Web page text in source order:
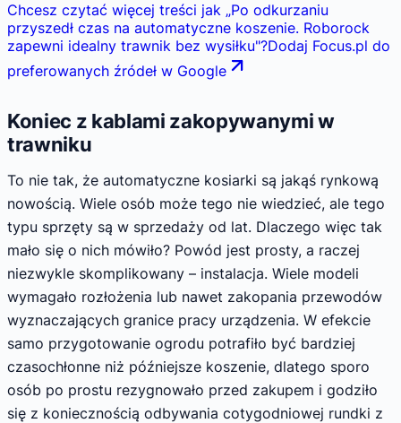
Chcesz czytać więcej treści jak „Po odkurzaniu
przyszedł czas na automatyczne koszenie. Roborock
zapewni idealny trawnik bez wysiłku"?Dodaj Focus.pl do
preferowanych źródeł w Google
Koniec z kablami zakopywanymi w
trawniku
To nie tak, że automatyczne kosiarki są jakąś rynkową
nowością. Wiele osób może tego nie wiedzieć, ale tego
typu sprzęty są w sprzedaży od lat. Dlaczego więc tak
mało się o nich mówiło? Powód jest prosty, a raczej
niezwykle skomplikowany – instalacja. Wiele modeli
wymagało rozłożenia lub nawet zakopania przewodów
wyznaczających granice pracy urządzenia. W efekcie
samo przygotowanie ogrodu potrafiło być bardziej
czasochłonne niż późniejsze koszenie, dlatego sporo
osób po prostu rezygnowało przed zakupem i godziło
się z koniecznością odbywania cotygodniowej rundki z